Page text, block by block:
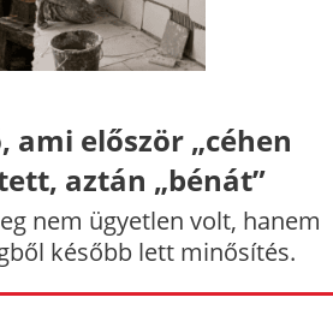
ami először „céhen
aztán „bénát”
nem ügyetlen volt, hanem
később lett minősítés.